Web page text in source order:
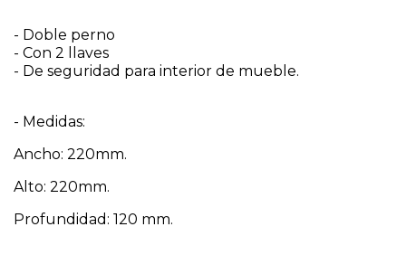
- Doble perno
- Con 2 llaves
- De seguridad para interior de mueble.
- Medidas:
Ancho: 220mm.
Alto: 220mm.
Profundidad: 120 mm.